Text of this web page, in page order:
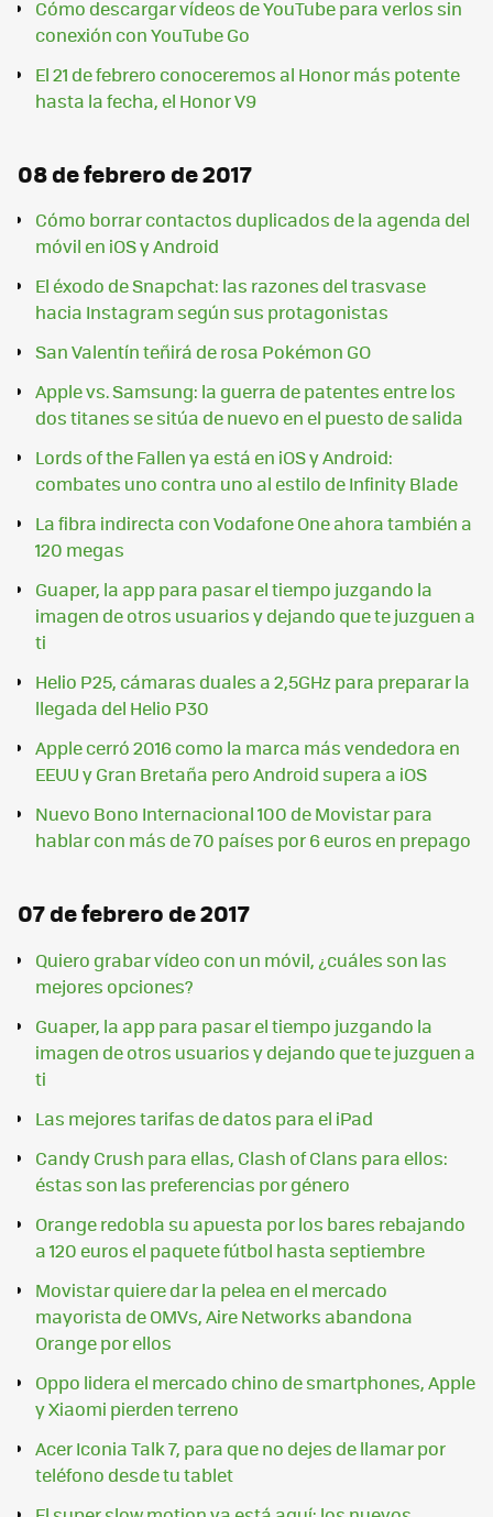
Cómo descargar vídeos de YouTube para verlos sin
conexión con YouTube Go
El 21 de febrero conoceremos al Honor más potente
hasta la fecha, el Honor V9
08 de febrero de 2017
Cómo borrar contactos duplicados de la agenda del
móvil en iOS y Android
El éxodo de Snapchat: las razones del trasvase
hacia Instagram según sus protagonistas
San Valentín teñirá de rosa Pokémon GO
Apple vs. Samsung: la guerra de patentes entre los
dos titanes se sitúa de nuevo en el puesto de salida
Lords of the Fallen ya está en iOS y Android:
combates uno contra uno al estilo de Infinity Blade
La fibra indirecta con Vodafone One ahora también a
120 megas
Guaper, la app para pasar el tiempo juzgando la
imagen de otros usuarios y dejando que te juzguen a
ti
Helio P25, cámaras duales a 2,5GHz para preparar la
llegada del Helio P30
Apple cerró 2016 como la marca más vendedora en
EEUU y Gran Bretaña pero Android supera a iOS
Nuevo Bono Internacional 100 de Movistar para
hablar con más de 70 países por 6 euros en prepago
07 de febrero de 2017
Quiero grabar vídeo con un móvil, ¿cuáles son las
mejores opciones?
Guaper, la app para pasar el tiempo juzgando la
imagen de otros usuarios y dejando que te juzguen a
ti
Las mejores tarifas de datos para el iPad
Candy Crush para ellas, Clash of Clans para ellos:
éstas son las preferencias por género
Orange redobla su apuesta por los bares rebajando
a 120 euros el paquete fútbol hasta septiembre
Movistar quiere dar la pelea en el mercado
mayorista de OMVs, Aire Networks abandona
Orange por ellos
Oppo lidera el mercado chino de smartphones, Apple
y Xiaomi pierden terreno
Acer Iconia Talk 7, para que no dejes de llamar por
teléfono desde tu tablet